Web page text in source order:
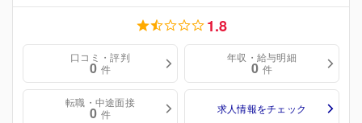
1.8
口コミ・評判
0 件
年収・給与明細
0 件
転職・中途面接
0 件 求人情報をチェック